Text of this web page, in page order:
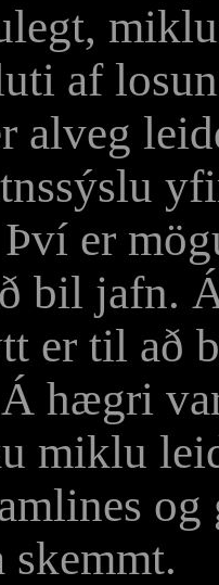
af
alveg
er
bil jafn.
er til að
hægri
miklu
skemmt.